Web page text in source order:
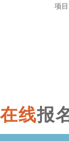
项
在线报